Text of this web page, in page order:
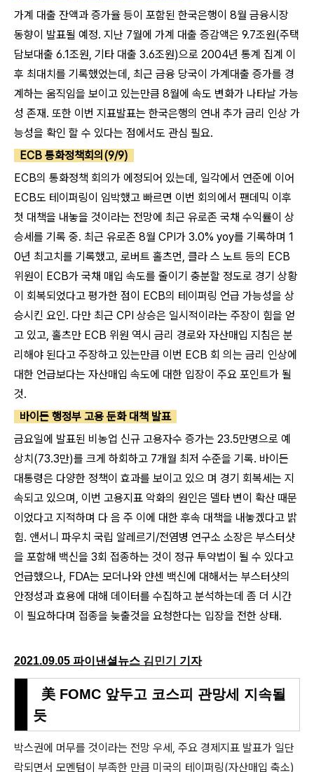
가계 대출 잔액과 증가율 등이 포함된 한국은행이 8월 금융시장
동향이 발표될 예정. 지난 7월에 가계 대출 증감액은 9.7조원(주택
담보대출 6.1조원, 기타 대출 3.6조원)으로 2004년 통계 집계 이
후 최대치를 기록했었는데, 최근 금융 당국이 가계대출 증가를 경
계하는 움직임을 보이고 있는만큼 8월에 속도 변화가 나타날 가능
성 존재. 또한 이번 지표발표는 한국은행의 연내 추가 금리 인상 가
능성을 확인 할 수 있다는 점에서도 관심 필요.
ECB 통화정책회의(9/9)
ECB의 통화정책 회의가 에정되어 있는데, 일각에서 연준에 이어
ECB도 테이퍼링이 임박했고 빠르면 이번 회의에서 팬데믹 이후
첫 대책을 내놓을 것이라는 전망에 최근 유로존 국채 수익률이 상
승세를 기록 중. 최근 유로존 8월 CPI가 3.0% yoy를 기록하며 1
0년 최고치를 기록했고, 로버트 홀츠먼, 클라 스 노트 등의 ECB
위원이 ECB가 국채 매입 속도를 줄이기 충분할 정도로 경기 상황
이 회복되었다고 평가한 점이 ECB의 테이퍼링 언급 가능성을 상
승시킨 요인. 다만 최근 CPI 상승은 일시적이라는 주장이 힘을 얻
고 있고, 홀츠만 ECB 위원 역시 금리 경로와 자산매입 지침은 분
리해야 된다고 주장하고 있는만큼 이번 ECB 회 의는 금리 인상에
대한 언급보다는 자산매입 속도에 대한 입장이 주요 포인트가 될
것.
바이든 행정부 고용 둔화 대책 발표
금요일에 발표된 비농업 신규 고용자수 증가는 23.5만명으로 예
상치(73.3만)를 크게 하회하고 7개월 최저 수준을 기록. 바이든
대통령은 다양한 정책이 효과를 보이고 있으 며 경기 회복세는 지
속되고 있으며, 이번 고용지표 악화의 원인은 델타 변이 확산 때문
이었다고 지적하며 다 음 주 이에 대한 후속 대책을 내놓겠다고 밝
힘. 앤서니 파우치 국립 알레르기/전염병 연구소 소장은 부스터샷
을 포함해 백신을 3회 접종하는 것이 정규 투약법이 될 수 있다고
언급했으나, FDA는 모더나와 얀센 백신에 대해서는 부스터샷의
안정성과 효용에 대해 데이터를 수집하고 분석하는데 좀 더 시간
이 필요하다며 접종을 늦출것을 요청한다는 입장을 전한 상태.
2021.09.05 파이낸셜뉴스 김민기 기자
美 FOMC 앞두고 코스피 관망세 지속될
듯
박스권에 머무를 것이라는 전망 우세, 주요 경제지표 발표가 일단
락되면서 모멘텀이 부족한 만큼 미국의 테이퍼링(자산매입 축소)